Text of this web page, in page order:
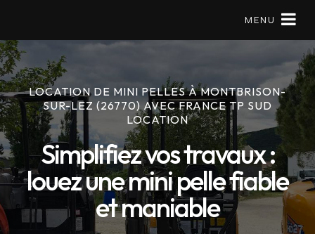
Matériels en location
Mini pelle
À Propos
Réserver
MENU
LOCATION DE MINI PELLES À MONTBRISON-
SUR-LEZ (26770) AVEC FRANCE TP SUD
LOCATION
Simplifiez vos travaux :
louez une mini pelle fiable
et maniable